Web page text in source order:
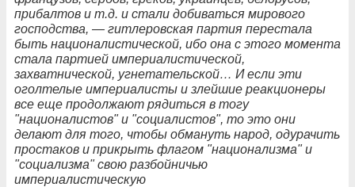
прибалтов и т.д. и стали добиваться мирового
господства, — гитлеровская партия перестала
быть националистической, ибо она с этого момента
стала партией империалистической,
захватнической, угнетательской… И если эти
оголтелые империалисты и злейшие реакционеры
все еще продолжают рядиться в тогу
"националистов" и "социалистов", то это они
делают для того, чтобы обмануть народ, одурачить
простаков и прикрыть флагом "национализма" и
"социализма" свою разбойничью
империалистическую